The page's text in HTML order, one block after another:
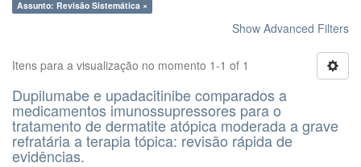
Assunto: Revisão Sistemática ×
Show Advanced Filters
Itens para a visualização no momento 1-1 of 1
Dupilumabe e upadacitinibe comparados a
medicamentos imunossupressores para o
tratamento de dermatite atópica moderada a grave
refratária a terapia tópica: revisão rápida de
evidências.